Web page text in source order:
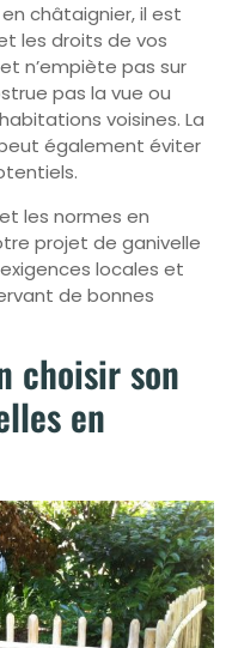
châtaignier, il est
les droits de vos
n’empiète pas sur
pas la vue ou
voisines. La
également éviter
les normes en
projet de ganivelle
locales et
de bonnes
choisir son
en